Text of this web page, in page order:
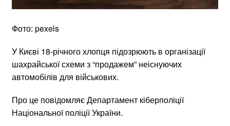
Фото: pexels
У Києві 18-річного хлопця підозрюють в організації
шахрайської схеми з “продажем” неіснуючих
автомобілів для військових.
Про це повідомляє Департамент кіберполіції
Національної поліції України.